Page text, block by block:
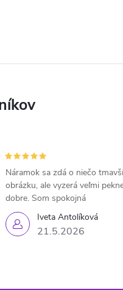
Iveta Antolíková
21.5.2026
Náramok sa zdá o niečo
obrázku, ale vyzerá veľmi
dobre. Som spokojná